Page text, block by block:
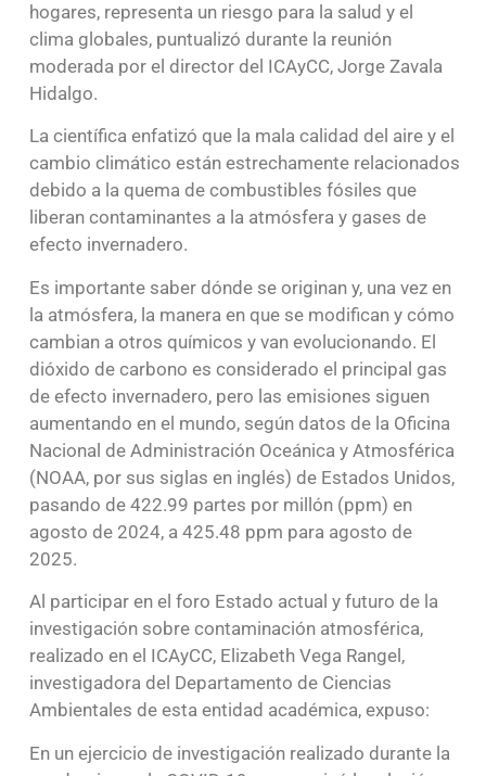
hogares, representa un riesgo para la salud y el
clima globales, puntualizó durante la reunión
moderada por el director del ICAyCC, Jorge Zavala
Hidalgo.
La científica enfatizó que la mala calidad del aire y el
cambio climático están estrechamente relacionados
debido a la quema de combustibles fósiles que
liberan contaminantes a la atmósfera y gases de
efecto invernadero.
Es importante saber dónde se originan y, una vez en
la atmósfera, la manera en que se modifican y cómo
cambian a otros químicos y van evolucionando. El
dióxido de carbono es considerado el principal gas
de efecto invernadero, pero las emisiones siguen
aumentando en el mundo, según datos de la Oficina
Nacional de Administración Oceánica y Atmosférica
(NOAA, por sus siglas en inglés) de Estados Unidos,
pasando de 422.99 partes por millón (ppm) en
agosto de 2024, a 425.48 ppm para agosto de
2025.
Al participar en el foro Estado actual y futuro de la
investigación sobre contaminación atmosférica,
realizado en el ICAyCC, Elizabeth Vega Rangel,
investigadora del Departamento de Ciencias
Ambientales de esta entidad académica, expuso:
En un ejercicio de investigación realizado durante la